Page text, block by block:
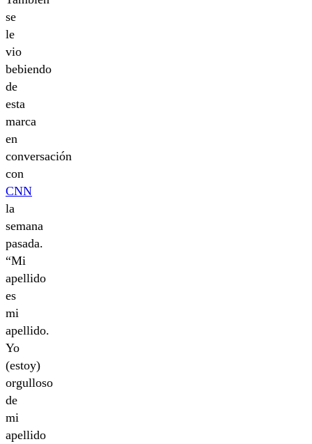
se
le
vio
bebiendo
de
esta
marca
en
conversación
con
CNN
la
semana
pasada.
“Mi
apellido
es
mi
apellido.
Yo
(estoy)
orgulloso
de
mi
apellido